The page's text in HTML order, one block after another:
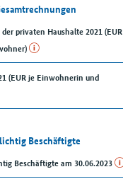
privaten Haushalte 2021 (EUR
(EUR je Einwohnerin und
Beschäftigte
Beschäftigte am 30.06.2023